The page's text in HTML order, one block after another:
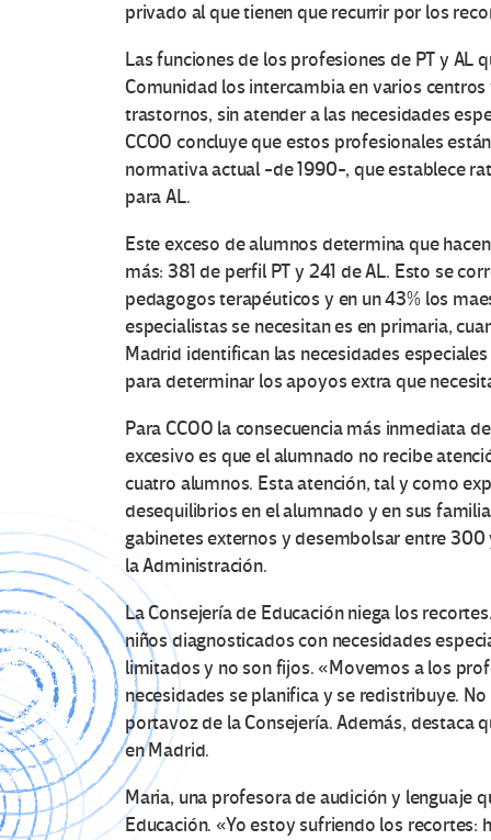
privado al que tienen que recurrir por los
Las funciones de los profesiones de PT y AL
Comunidad los intercambia en varios
trastornos, sin atender a las necesidades
CCOO concluye que estos profesionales
normativa actual -de 1990-, que establece
para AL.
Este exceso de alumnos determina que
más: 381 de perfil PT y 241 de AL. Esto se
pedagogos terapéuticos y en un 43% los
especialistas se necesitan es en primaria,
Madrid identifican las necesidades
para determinar los apoyos extra que
Para CCOO la consecuencia más inmediata
excesivo es que el alumnado no recibe
cuatro alumnos. Esta atención, tal y como
desequilibrios en el alumnado y en sus
gabinetes externos y desembolsar entre
la Administración.
La Consejería de Educación niega los
niños diagnosticados con necesidades
limitados y no son fijos. «Movemos a los
necesidades se planifica y se redistribuye.
portavoz de la Consejería. Además, destaca
en Madrid.
Maria, una profesora de audición y lenguaje
Educación. «Yo estoy sufriendo los recortes: